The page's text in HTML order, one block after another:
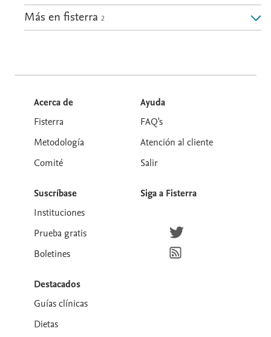
Más en fisterra 2
Acerca de
Fisterra
Metodología
Comité
Suscríbase
Instituciones
Prueba gratis
Boletines
Destacados
Guías clínicas
Dietas
Ayuda
FAQ's
Atención al cliente
Salir
Siga a Fisterra
Síguenos en Twitter
Suscríbete para recibir